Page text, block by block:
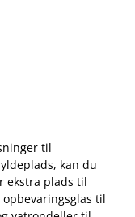
til
kan du
ekstra plads til
til